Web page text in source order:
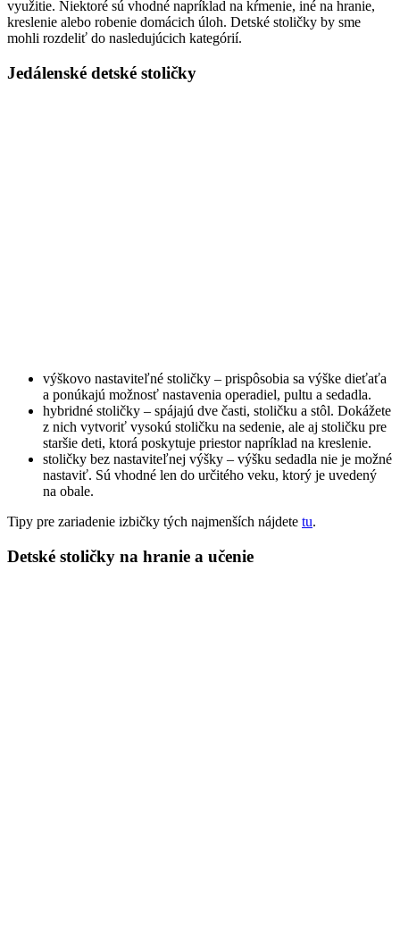
využitie. Niektoré sú vhodné napríklad na kŕmenie, iné na hranie,
kreslenie alebo robenie domácich úloh. Detské stoličky by sme
mohli rozdeliť do nasledujúcich kategórií.
Jedálenské detské stoličky
výškovo nastaviteľné stoličky – prispôsobia sa výške dieťaťa
a ponúkajú možnosť nastavenia operadiel, pultu a sedadla.
hybridné stoličky – spájajú dve časti, stoličku a stôl. Dokážete
z nich vytvoriť vysokú stoličku na sedenie, ale aj stoličku pre
staršie deti, ktorá poskytuje priestor napríklad na kreslenie.
stoličky bez nastaviteľnej výšky – výšku sedadla nie je možné
nastaviť. Sú vhodné len do určitého veku, ktorý je uvedený
na obale.
Tipy pre zariadenie izbičky tých najmenších nájdete tu.
Detské stoličky na hranie a učenie